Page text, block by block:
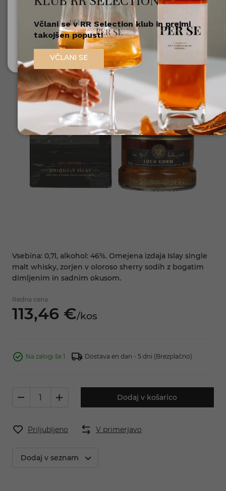
Vsebina: 0,7l, alkohol: 46%. Omejena izdaja Islay single
malt whisky, zorjen v oloroso sherry sodih z bogatim
dimljenim in sadnim okusom.
Redna cena
113,46 €/kos
Na zalogi še 1 Dostava en dan - 5 dni (Brezplačno)
Dodaj v košarico
Priljubljeno V primerjavo
Dodaj v seznam
Nisem polnoleten
Sem polnoleten (18+)
Včlani se v RR Selection klub in prejmi
takojšen popust!
VČLANI SE